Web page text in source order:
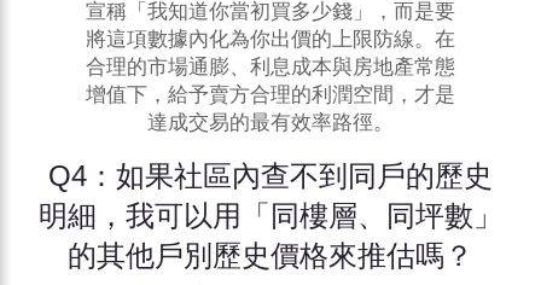
宣稱「我知道你當初買多少錢」，而是要
將這項數據內化為你出價的上限防線。在
合理的市場通膨、利息成本與房地產常態
增值下，給予賣方合理的利潤空間，才是
達成交易的最有效率路徑。
Q4：如果社區內查不到同戶的歷史
明細，我可以用「同樓層、同坪數」
的其他戶別歷史價格來推估嗎？